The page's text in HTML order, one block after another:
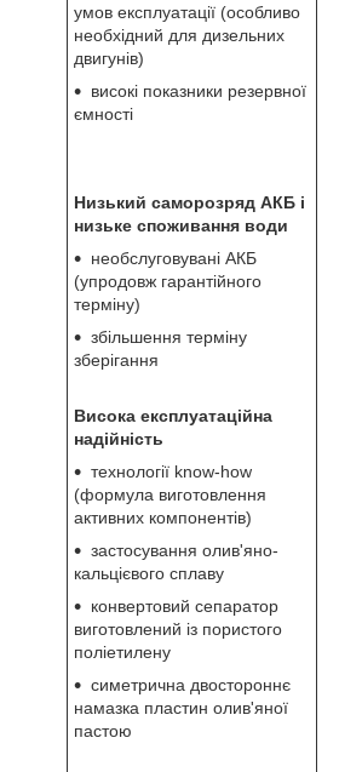
умов експлуатації (особливо
необхідний для дизельних
двигунів)
високі показники резервної
ємності
Низький саморозряд АКБ і
низьке споживання води
необслуговувані АКБ
(упродовж гарантійного
терміну)
збільшення терміну
зберігання
Висока експлуатаційна
надійність
технології know-how
(формула виготовлення
активних компонентів)
застосування олив'яно-
кальцієвого сплаву
конвертовий сепаратор
виготовлений із пористого
поліетилену
симетрична двостороннє
намазка пластин олив'яної
пастою